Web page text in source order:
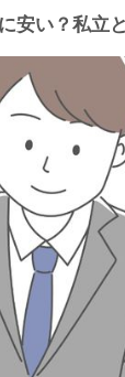
安い？私立